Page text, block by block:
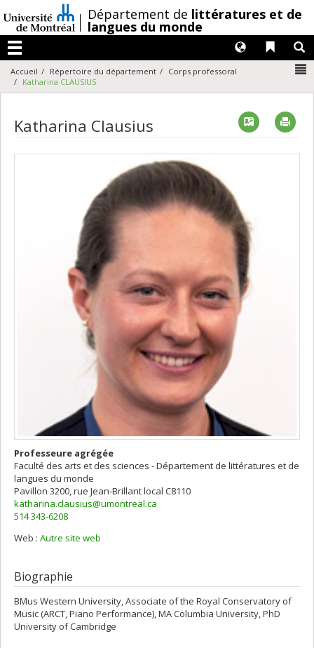
au
contenu
/Département de littératures et de
langues du monde
Menu
Liens
Langues
Accueil Répertoire du département
Corps professoral
Katharina CLAUSIUS
Katharina Clausius Vcard
Professeure agrégée
Faculté des arts et des sciences - Département de littératures et de
langues du monde
Pavillon 3200, rue Jean-Brillantlocal C8110
katharina.clausius@umontreal.ca
514 343-6208
Web : Autre site web
Biographie
BMus Western University, Associate of the Royal Conservatory of
Music (ARCT, Piano Performance), MA Columbia University, PhD
University of Cambridge